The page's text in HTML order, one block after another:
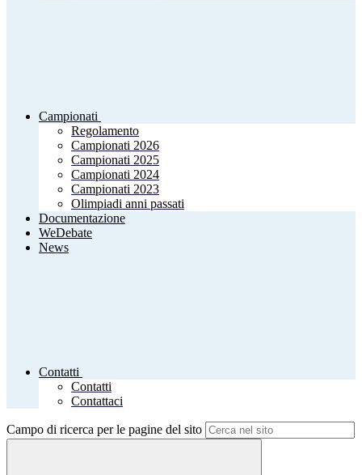
Campionati
Regolamento
Campionati 2026
Campionati 2025
Campionati 2024
Campionati 2023
Olimpiadi anni passati
Documentazione
WeDebate
News
Contatti
Contatti
Contattaci
Campo di ricerca per le pagine del sito